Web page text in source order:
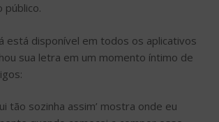
público.
está disponível em todos os aplicativos
sua letra em um momento íntimo de
tão sozinha assim’ mostra onde eu